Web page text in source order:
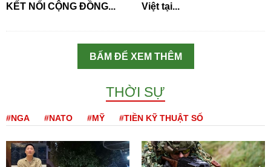
KẾT NỐI CỘNG ĐỒNG...
Việt tại...
BẤM ĐỂ XEM THÊM
THỜI SỰ
#NGA #NATO #MỸ #TIỀN KỸ THUẬT SỐ